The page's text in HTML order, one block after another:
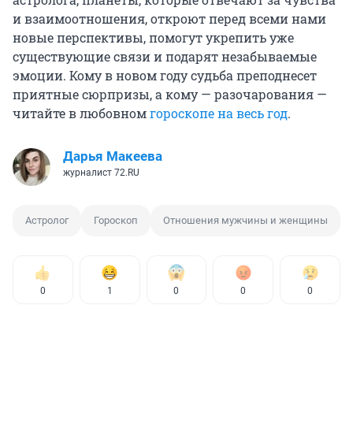
и взаимоотношения, откроют перед всеми нами
новые перспективы, помогут укрепить уже
существующие связи и подарят незабываемые
эмоции. Кому в новом году судьба преподнесет
приятные сюрпризы, а кому — разочарования —
читайте в любовномгороскопе на весь год.
Дарья Макеева
журналист 72.RU
Астролог Гороскоп Отношения мужчины и женщины
0 1 0 0 0